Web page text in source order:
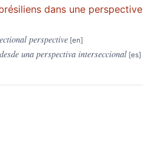
dans une perspective
perspective
una perspectiva interseccional